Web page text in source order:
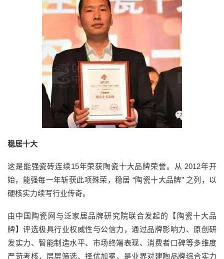
稳居十大
这是能强瓷砖连续15年荣获陶瓷十大品牌荣誉。从 2012年开
始，能强每一年斩获此项殊荣，稳居 “陶瓷十大品牌” 之列，以
硬核实力续写行业传奇。
由中国陶瓷网与泛家居品牌研究院联合发起的【陶瓷十大品
牌】评选极具行业权威性与公信力，通过品牌影响力、原创研
发实力、智能制造水平、市场终端表现、消费者口碑等多维度
严苛考核，层层筛选、择优加冕，是业界对建陶品牌综合实力